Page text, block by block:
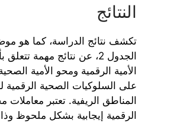
النتائج
تكشف نتائج الدراسة، كما هو
الجدول 2، عن نتائج مهمة
الأمية الرقمية ومحو الأمية
على السلوكيات الصحية الرقمية
المناطق الريفية. تعتبر معاملات
الرقمية إيجابية بشكل ملحوظ